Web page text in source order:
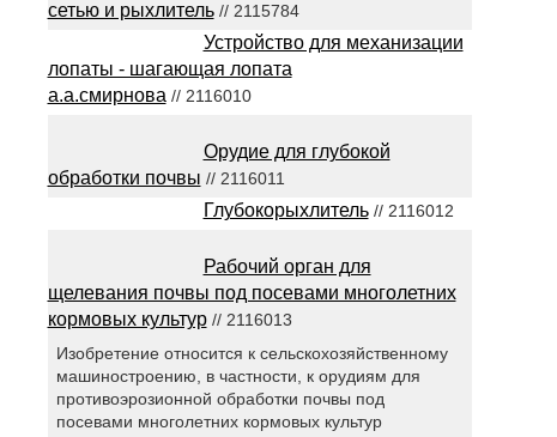
сетью и рыхлитель// 2115784
Устройство для механизации
лопаты - шагающая лопата
а.а.смирнова// 2116010
Орудие для глубокой
обработки почвы // 2116011
Глубокорыхлитель// 2116012
Рабочий орган для
щелевания почвы под посевами многолетних
кормовых культур// 2116013
Изобретение относится к сельскохозяйственному
машиностроению, в частности, к орудиям для
противоэрозионной обработки почвы под
посевами многолетних кормовых культур